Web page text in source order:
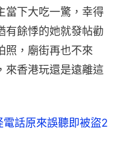
當下大吃一驚，幸得
有餘悸的她就發帖勸
照，廟街再也不來
來香港玩還是遠離這
話原來誤聽即被盜2